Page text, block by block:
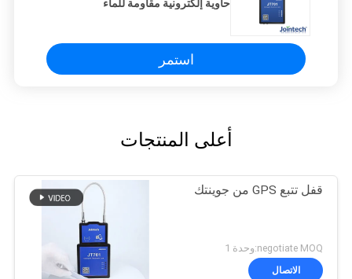
حاوية إلكترونية مقاومة للماء
استمر
أعلى المنتجات
قفل تتبع GPS من جوينتك
negotiate MOQ:وحدة 1
الاتصال